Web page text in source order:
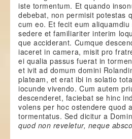
iste tormentum. Et quando
debebat, non permisit potestas
cum eo. Et fecit eum
sedere et familiariter interim
que acciderant. Cumque
iaceret in camera, misit pro
ei qualia passus fuerat in
et ivit ad domum domini
plateam, et erat ibi in solatio
iocunde vivendo. Cum autem
descenderet, faciebat se hinc
volens per hoc ostendere quod
tormentatus. Sed dicitur a
quod non reveletur, neque